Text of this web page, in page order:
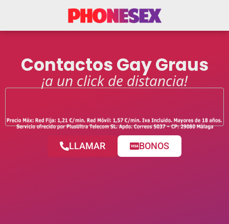
Contactos Gay Graus
¡a un click de distancia!
LLAMAR BONOS